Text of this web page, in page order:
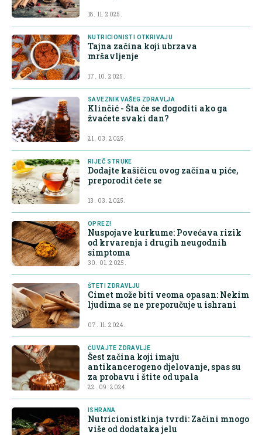
18. 11. 2025.
NUTRICIONISTI OTKRIVAJU
Tajna začina koji ubrzava
mršavljenje
17. 10. 2025.
SAVEZNIK VAŠEG ZDRAVLJA
Klinčić - Šta će se dogoditi ako ga
žvaćete svaki dan?
21. 03. 2025.
RIJEČ STRUKE
Dodajte kašičicu ovog začina u piće,
preporodit ćete se
13. 03. 2025.
OPREZ!
Nuspojave kurkume: Povećava rizik
od krvarenja i drugih neugodnih
simptoma
30. 01. 2025.
ŠTETI ZDRAVLJU
Cimet može biti veoma opasan: Nekim
ljudima se ne preporučuje u ishrani
07. 11. 2024.
ČUVAJTE ZDRAVLJE
Šest začina koji imaju
antikancerogeno djelovanje, spas su
za probavu i štite od upala
22. 09. 2024.
ISHRANA
Nutricionistkinja tvrdi: Začini mnogo
više od dodataka jelu